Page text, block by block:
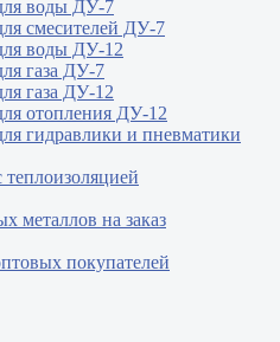
воды ДУ-7
смесителей ДУ-7
воды ДУ-12
газа ДУ-7
газа ДУ-12
отопления ДУ-12
гидравлики и пневматики
теплоизоляцией
металлов на заказ
покупателей